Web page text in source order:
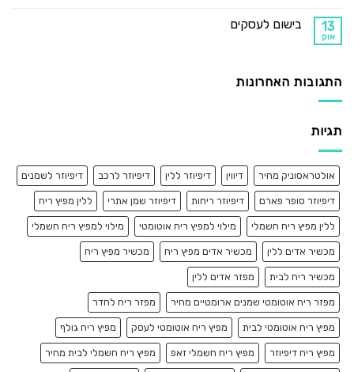
13
אוק
בישום לעסקים
התגובות האחרונות
תגיות
אולטראסוניק מחיר דיווין דיפיוזר ללין דיפיוזר לרכב דיפיוזר לשמנים
דיפיוזר סופר פארם דיפיוזר ריחות דיפיוזר שמן אתרי ללין מפיץ ריח
ללין מפיץ ריח חשמלי מילוי למפיץ ריח אוטומטי מילוי למפיץ ריח חשמלי
מכשיר אדים ללין מכשיר אדים מפיץ ריח מכשיר מפיץ ריח
מכשיר ריח לבית מפזר אדים ללין
מפזר ריח אוטומטי שמנים ארומטיים מחיר מפזר ריח לחדר
מפיץ ריח אוטומטי לבית מפיץ ריח אוטומטי לעסק מפיץ ריח גולף
מפיץ ריח דיפיוזר מפיץ ריח חשמלי זאפ מפיץ ריח חשמלי לבית מחיר